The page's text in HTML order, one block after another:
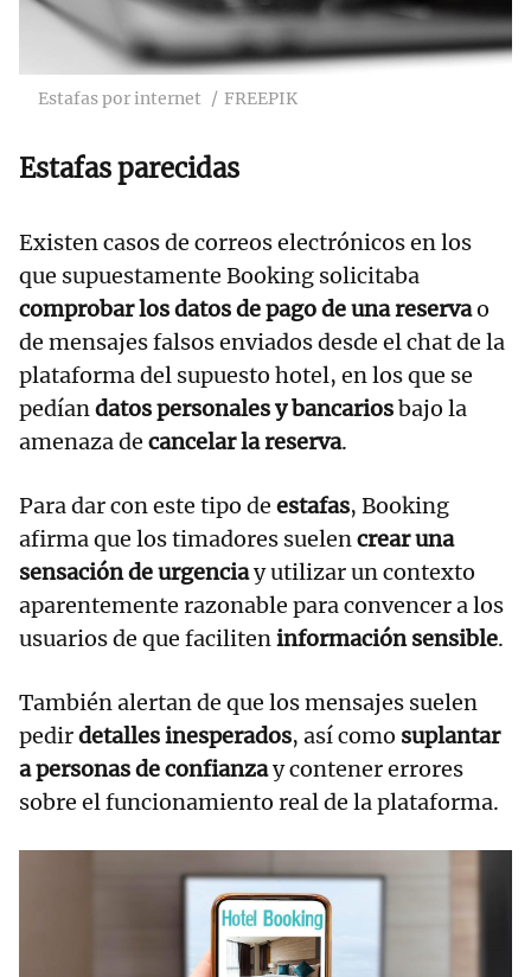
Estafas por internet FREEPIK
Estafas parecidas
Existen casos de correos electrónicos en los
que supuestamente Booking solicitaba
comprobar los datos de pago de una reservao
de mensajes falsos enviados desde el chat de la
plataforma del supuesto hotel, en los que se
pedíandatos personales y bancariosbajo la
amenaza de cancelar la reserva.
Para dar con este tipo de estafas, Booking
afirma que los timadores suelencrear una
sensación de urgenciay utilizar un contexto
aparentemente razonable para convencer a los
usuarios de que faciliteninformación sensible.
También alertan de que los mensajes suelen
pedirdetalles inesperados, así como suplantar
a personas de confianzay contener errores
sobre el funcionamiento real de la plataforma.